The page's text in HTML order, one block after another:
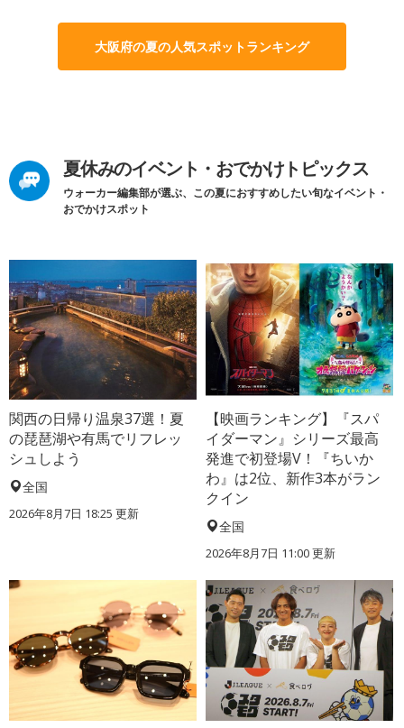
大阪府の夏の人気スポットランキング
夏休みのイベント・おでかけトピックス
ウォーカー編集部が選ぶ、この夏におすすめしたい旬なイベント・
おでかけスポット
関西の日帰り温泉37選！夏
の琵琶湖や有馬でリフレッ
シュしよう
全国
2026年8月7日 18:25 更新
【映画ランキング】『スパ
イダーマン』シリーズ最高
発進で初登場V！『ちいか
わ』は2位、新作3本がラン
クイン
全国
2026年8月7日 11:00更新